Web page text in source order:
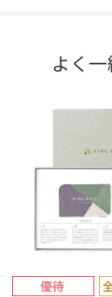
よく